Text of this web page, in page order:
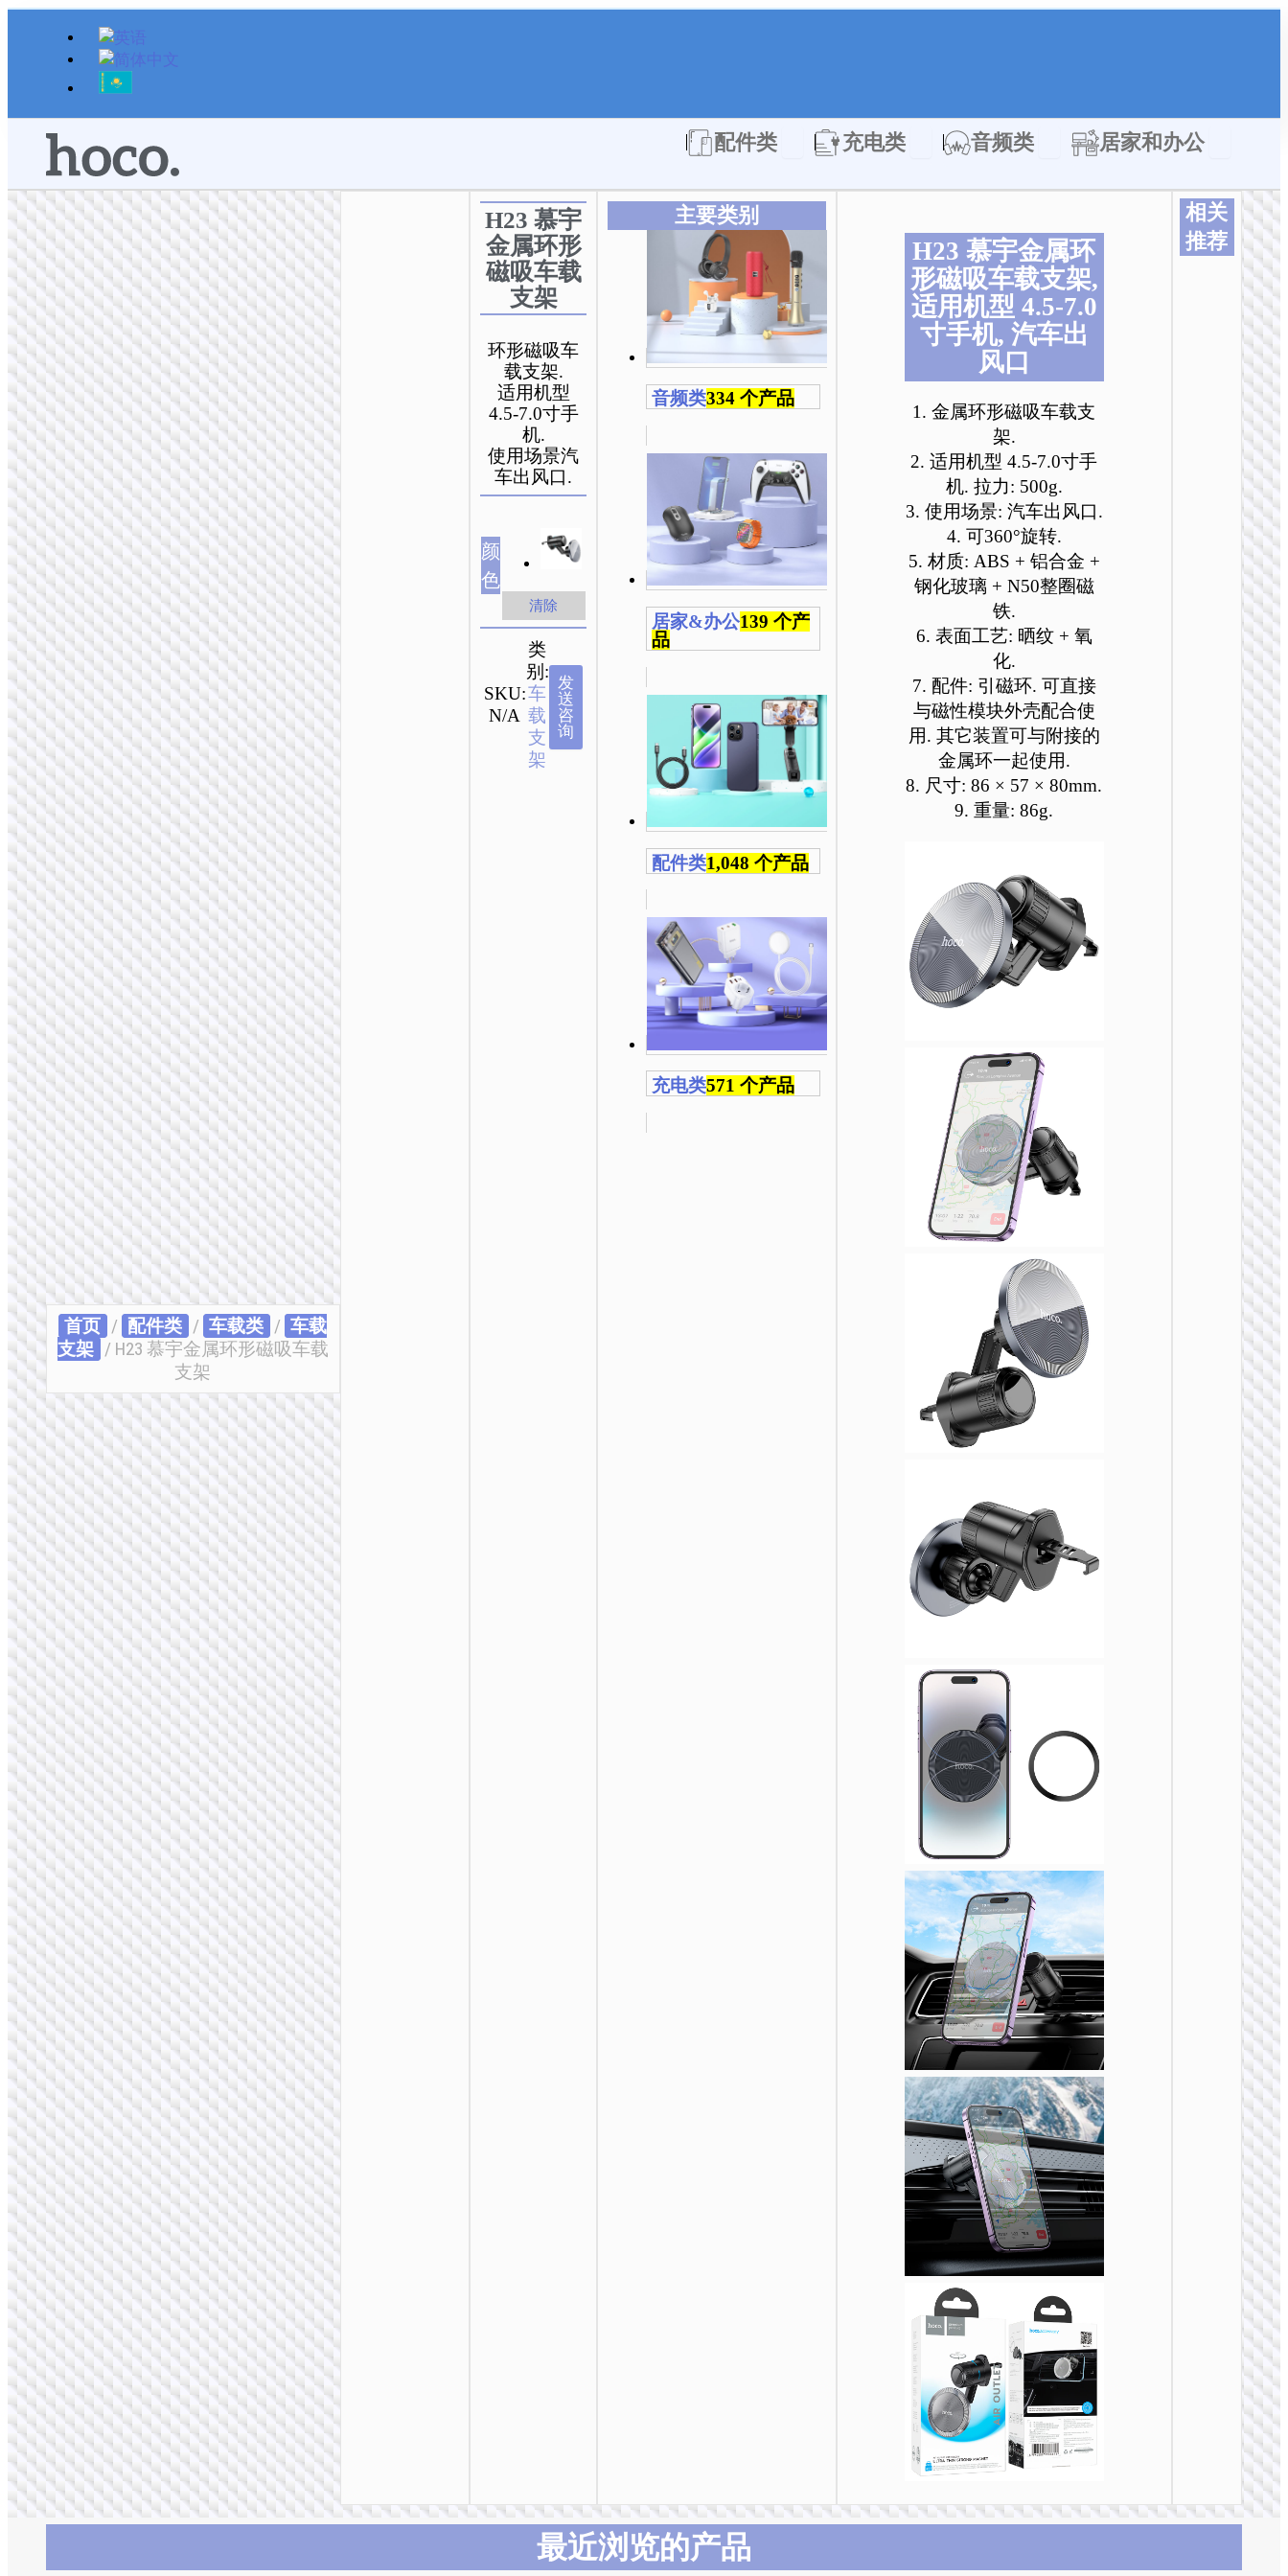
跳
配件类 Open 配件类充电类 Open 充电类音频类 Open 音频类居家和办公
首页 / 配件类 / 车载类 / 车载
支架 / H23 慕宇金属环形磁吸车载
支架
H23 慕宇
金属环形
磁吸车载
支架
环形磁吸车
载支架.
适用机型
4.5-7.0寸手
机.
使用场景汽
车出风口.
颜
色
清除
SKU:
N/A
类
别:
车
载
支
架
发
送
咨
询
主要类别
音频类334 个产品
居家&办公139 个产
品
配件类1,048 个产品
充电类571 个产品
H23 慕宇金属环
形磁吸车载支架,
适用机型 4.5-7.0
寸手机, 汽车出
风口
1. 金属环形磁吸车载支
架.
2. 适用机型 4.5-7.0寸手
机. 拉力: 500g.
3. 使用场景: 汽车出风口.
4. 可360°旋转.
5. 材质: ABS + 铝合金 +
钢化玻璃 + N50整圈磁
铁.
6. 表面工艺: 晒纹 + 氧
化.
7. 配件: 引磁环. 可直接
与磁性模块外壳配合使
用. 其它装置可与附接的
金属环一起使用.
8. 尺寸: 86 × 57 × 80mm.
9. 重量: 86g.
相关
推荐
车载支
H83 朦
金属环
磁吸车
支架
本
产
品
有
多
种
变
体
可
在
产
品
页
面
上
选
择
这
些
选
项
自行车
H82 豪
自行车
托车通
支架
本
产
品
有
多
种
变
体
可
在
产
品
页
面
上
选
择
这
些
选
项
车载支
H81 豪
重力车
支架
本
产
品
有
多
种
变
体
可
在
产
品
页
面
上
选
择
这
些
选
项
车载支
H80 豪
重力车
支架
本
产
品
有
多
种
变
体
可
在
产
品
页
面
上
选
择
这
些
选
项
车载支
H79 豪
按压式
载支架
本
产
品
有
多
种
变
体
可
在
产
品
页
面
上
选
择
这
些
选
项
车载支
H78 豪
按压式
载支架
本
产
品
有
多
种
变
体
可
在
产
品
页
面
上
选
择
这
些
选
项
最近浏览的产品